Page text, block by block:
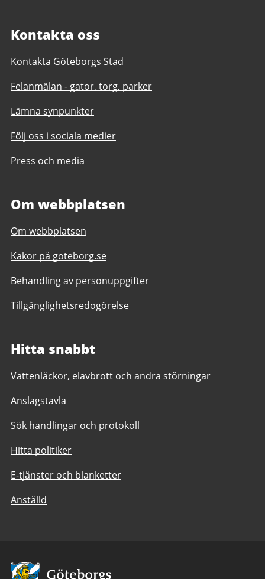
Kontakta oss
Kontakta Göteborgs Stad
Felanmälan - gator, torg, parker
Lämna synpunkter
Följ oss i sociala medier
Press och media
Om webbplatsen
Om webbplatsen
Kakor på goteborg.se
Behandling av personuppgifter
Tillgänglighetsredogörelse
Hitta snabbt
Vattenläckor, elavbrott och andra störningar
Anslagstavla
Sök handlingar och protokoll
Hitta politiker
E-tjänster och blanketter
Anställd
Avsändare: